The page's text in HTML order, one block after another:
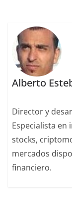
Alberto
Director y
Especialista en
stocks,
mercados
financiero.